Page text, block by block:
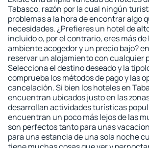
Tabasco, razón por la cual ningún
problemas a la hora de encontrar algo
necesidades. ¿Prefieres un hotel de
incluido o, por el contrario, eres más
ambiente acogedor y un precio bajo?
reservar un alojamiento con cualquier
Selecciona el destino deseado y la
comprueba los métodos de pago y las
cancelación. Si bien los hoteles en
encuentran ubicados justo en las
desarrollan actividades turísticas
encuentran un poco más lejos de las
son perfectos tanto para unas
para una estancia de una sola noche